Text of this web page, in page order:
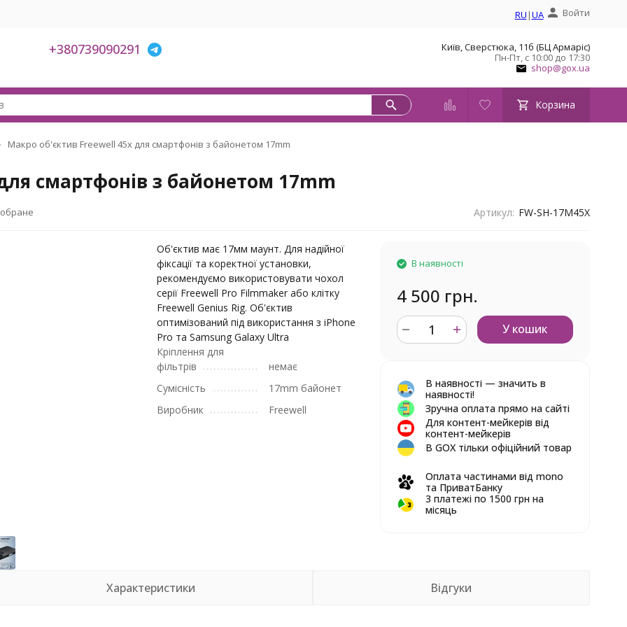
RU |UA Войти
+380739090291
Київ, Сверстюка, 11б (БЦ Армаріс)
Пн-Пт, с 10:00 до 17:30
shop@gox.ua
Корзина
Макро об'єктив Freewell 45x для смартфонів з байонетом 17mm
смартфонів з байонетом 17mm
Артикул: FW-SH-17M45X
Об'єктив має 17мм маунт. Для надійної
фіксації та коректної установки,
рекомендуємо використовувати чохол
серії Freewell Pro Filmmaker або клітку
Freewell Genius Rig. Об'єктив
оптимізований під використання з iPhone
Pro та Samsung Galaxy Ultra
Кріплення для
фільтрів
немає
Сумісність
17mm байонет
Виробник
Freewell
В наявності
4 500 грн.
У кошик
В наявності — значить в
наявності!
Зручна оплата прямо на сайті
Для контент-мейкерів від
контент-мейкерів
В GOX тільки офіційний товар
Оплата частинами від mono
та ПриватБанку
3 платежі по 1500 грн на
місяць
Характеристики Відгуки